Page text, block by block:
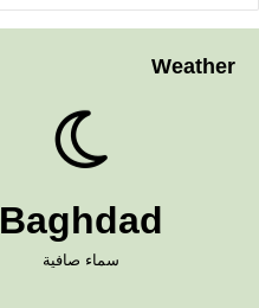
Weather
Baghdad
سماء صافية